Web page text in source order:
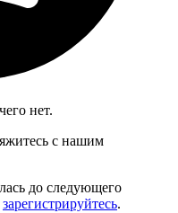
нет.
с нашим
до следующего
зарегистрируйтесь.